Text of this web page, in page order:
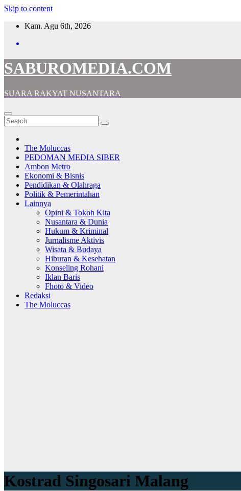
Skip to content
Kam. Agu 6th, 2026
SABUROMEDIA.COM
SUARA RAKYAT NUSANTARA
The Moluccas
PEDOMAN MEDIA SIBER
Ambon Metro
Ekonomi & Bisnis
Pendidikan & Olahraga
Politik & Pemerintahan
Lainnya
Opini & Tokoh Kita
Nusantara & Dunia
Hukum & Kriminal
Jurnalisme Aktivis
Wisata & Budaya
Hiburan & Kesehatan
Konseling Rohani
Iklan Baris
Fhoto & Video
Redaksi
The Moluccas
Kostrad Singosari Malang